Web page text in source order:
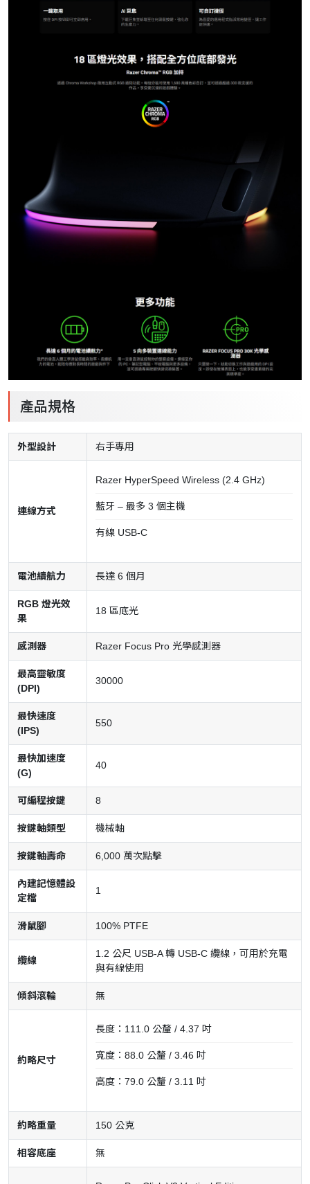
產品規格
外型設計 右手專用
連線方式
Razer HyperSpeed Wireless (2.4 GHz)
藍牙 – 最多 3 個主機
有線 USB-C
電池續航力 長達 6 個月
RGB 燈光效
果
18 區底光
感測器 Razer Focus Pro 光學感測器
最高靈敏度
(DPI)
30000
最快速度
(IPS)
550
最快加速度
(G)
40
可編程按鍵 8
按鍵軸類型 機械軸
按鍵軸壽命 6,000 萬次點擊
內建記憶體設
定檔
1
滑鼠腳 100% PTFE
纜線
1.2 公尺 USB-A 轉 USB-C 纜線，可用於充電
與有線使用
傾斜滾輪 無
約略尺寸
長度：111.0 公釐 / 4.37 吋
寬度：88.0 公釐 / 3.46 吋
高度：79.0 公釐 / 3.11 吋
約略重量 150 公克
相容底座 無